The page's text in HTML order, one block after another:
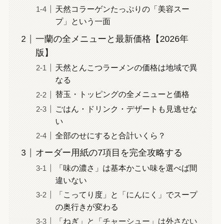
天然コラーゲンたっぷりの「美容スー
プ」という一面
一蘭の全メニューと最新価格【2026年
版】
天然とんこつラーメンの価格は地域で異
なる
替玉・トッピングの全メニューと価格
ごはん・ドリンク・デザートも見逃せな
い
全部のせにすると合計いくら？
オーダー用紙の7項目を完全攻略する
「味の濃さ」は基本かこい味を選べば間
違いない
「こってり度」と「にんにく」でスープ
の奥行きが変わる
「ねぎ」と「チャーシュー」は外さない